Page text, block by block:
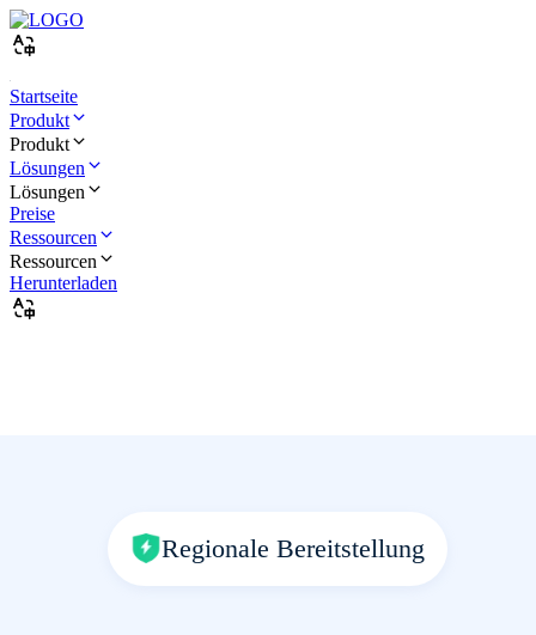
Startseite
Produkt
Produkt
Lösungen
Lösungen
Preise
Ressourcen
Ressourcen
Herunterladen
Regionale Bereitstellung